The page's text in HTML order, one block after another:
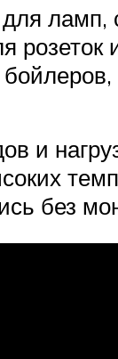
ламп,
розеток
и
без